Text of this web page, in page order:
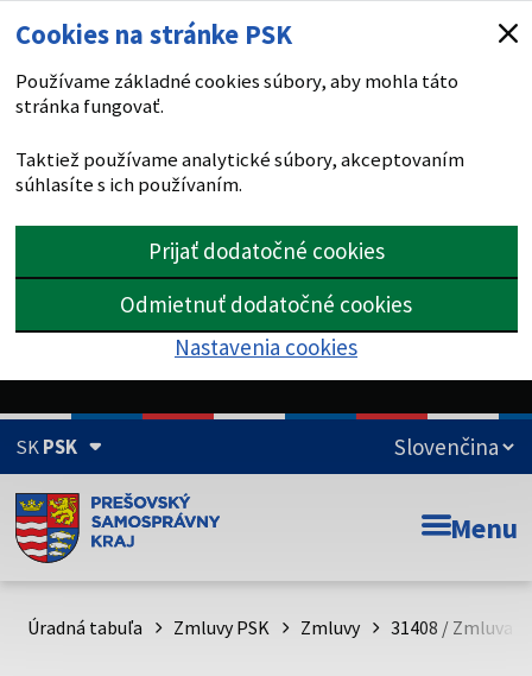
Cookies na stránke PSK
Používame základné cookies súbory, aby mohla táto
stránka fungovať.
Taktiež používame analytické súbory, akceptovaním
súhlasíte s ich používaním.
Prijať dodatočné cookies
Odmietnuť dodatočné cookies
Nastavenia cookies
SKPSK
Doména psk.sk je oficiálna
Toto je oficiálna webová stránka Prešovského
psk.sk.
Menu
Úradná tabuľa Zmluvy PSK Zmluvy 31408 / Zmluva